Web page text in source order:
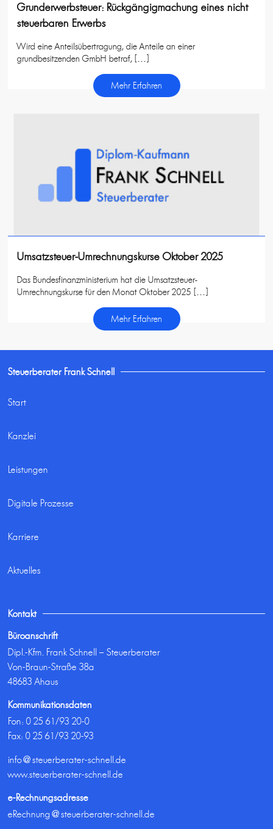
Grunderwerbsteuer: Rückgängigmachung eines nicht
steuerbaren Erwerbs
Wird eine Anteilsübertragung, die Anteile an einer
grundbesitzenden GmbH betraf, […]
Mehr Erfahren
Umsatzsteuer-Umrechnungskurse Oktober 2025
Das Bundesfinanzministerium hat die Umsatzsteuer-
Umrechnungskurse für den Monat Oktober 2025 […]
Mehr Erfahren
Steuerberater Frank Schnell
Start
Kanzlei
Leistungen
Digitale Prozesse
Karriere
Aktuelles
Kontakt
Büroanschrift
Dipl.-Kfm. Frank Schnell – Steuerberater
Von-Braun-Straße 38a
48683 Ahaus
Kommunikationsdaten
Fon:0 25 61/93 20-0
Fax: 0 25 61/93 20-93
info@steuerberater-schnell.de
www.steuerberater-schnell.de
e-Rechnungsadresse
eRechnung@steuerberater-schnell.de